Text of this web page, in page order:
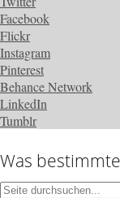
Facebook
Flickr
Instagram
Pinterest
Behance Network
LinkedIn
Tumblr
Was